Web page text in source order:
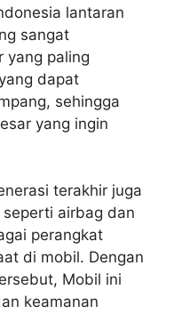
lantaran
sangat
yang paling
dapat
sehingga
yang ingin
terakhir juga
airbag dan
perangkat
di mobil. Dengan
Mobil ini
keamanan